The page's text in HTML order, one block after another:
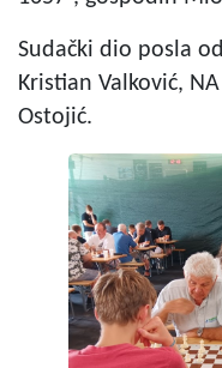
Sudački dio posla
Kristian Valković,
Ostojić.